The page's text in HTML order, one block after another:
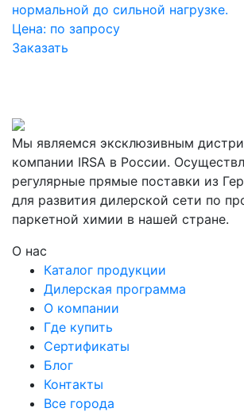
нормальной до сильной нагрузке.
Цена: по запросу
Заказать
Мы являемся эксклюзивным
компании IRSA в России.
регулярные прямые поставки из
для развития дилерской сети по
паркетной химии в нашей стране.
О нас
Каталог продукции
Дилерская программа
О компании
Где купить
Сертификаты
Блог
Контакты
Все города